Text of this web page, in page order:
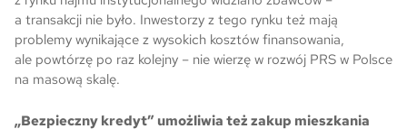
a transakcji nie było. Inwestorzy z tego rynku też mają
problemy wynikające z wysokich kosztów finansowania,
ale powtórzę po raz kolejny – nie wierzę w rozwój PRS w Polsce
na masową skalę.
„Bezpieczny kredyt” umożliwia też zakup mieszkania